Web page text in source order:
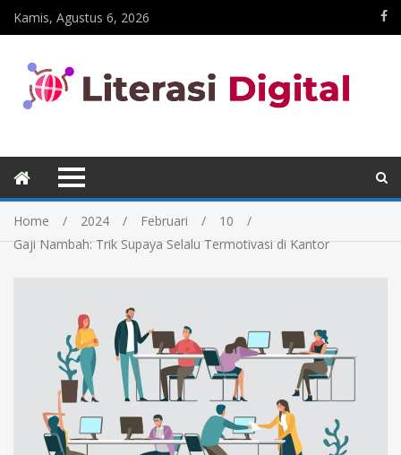
Kamis, Agustus 6, 2026
Home 2024 Februari
10
Gaji Nambah: Trik Supaya Selalu Termotivasi di Kantor